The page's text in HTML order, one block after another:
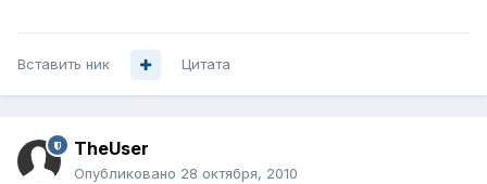
Вставить ник Цитата
TheUser
Опубликовано 28 октября, 2010